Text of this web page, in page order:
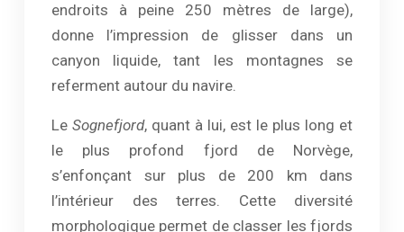
endroits à peine 250 mètres de large),
donne l’impression de glisser dans un
canyon liquide, tant les montagnes se
referment autour du navire.
Le Sognefjord, quant à lui, est le plus long et
le plus profond fjord de Norvège,
s’enfonçant sur plus de 200 km dans
l’intérieur des terres. Cette diversité
morphologique permet de classer les fjords